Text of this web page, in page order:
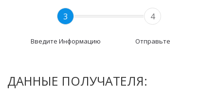
3
Введите Информацию
4
Отправьте
ДАННЫЕ ПОЛУЧАТЕЛЯ: